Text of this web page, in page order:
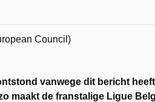
vanwege dit bericht
maakt de franstalige Ligue